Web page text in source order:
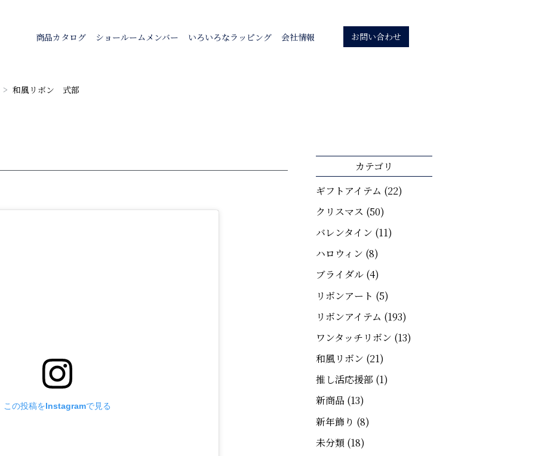
商品カタログ ショールームメンバー いろいろなラッピング 会社情報 お問い合わせ
和風リボン 式部
この投稿をInstagramで見る
カテゴリ
ギフトアイテム (22)
クリスマス (50)
バレンタイン (11)
ハロウィン (8)
ブライダル(4)
リボンアート (5)
リボンアイテム (193)
ワンタッチリボン (13)
和風リボン (21)
推し活応援部 (1)
新商品 (13)
新年飾り (8)
未分類(18)